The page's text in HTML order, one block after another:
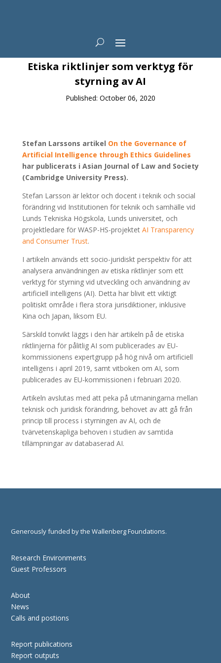
News
Etiska riktlinjer som verktyg för
styrning av AI
Published: October 06, 2020
Stefan Larssons artikel On the Governance of
Artificial Intelligence through Ethics Guidelines
har publicerats i Asian Journal of Law and Society
(Cambridge University Press).
Stefan Larsson är lektor och docent i teknik och social
förändring vid Institutionen för teknik och samhälle vid
Lunds Tekniska Högskola, Lunds universitet, och
projektledare för WASP-HS-projektet AI Transparency
and Consumer Trust.
I artikeln används ett socio-juridiskt perspektiv för att
analysera användningen av etiska riktlinjer som ett
verktyg för styrning vid utveckling och användning av
artificiell intelligens (AI). Detta har blivit ett viktigt
politiskt område i flera stora jurisdiktioner, inklusive
Kina och Japan, liksom EU.
Särskild tonvikt läggs i den här artikeln på de etiska
riktlinjerna för pålitlig AI som publicerades av EU-
kommissionens expertgrupp på hög nivå om artificiell
intelligens i april 2019, samt vitboken om AI, som
publicerades av EU-kommissionen i februari 2020.
Artikeln avslutas med att peka på utmaningarna mellan
teknisk och juridisk förändring, behovet av att gå från
princip till process i styrningen av AI, och de
tvärvetenskapliga behoven i studien av samtida
tillämpningar av databaserad AI.
Generously funded by the Wallenberg Foundations.
Research Environments
Guest Professors
About
News
Calls and postions
Report publications
Report outputs